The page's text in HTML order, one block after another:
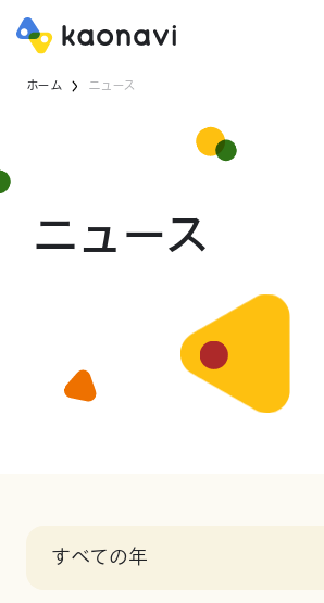
ホーム ニュース
ニュース
すべての年